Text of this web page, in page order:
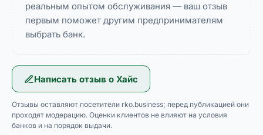
реальным опытом обслуживания — ваш отзыв
первым поможет другим предпринимателям
выбрать банк.
Написать отзыв о Хайс
Отзывы оставляют посетители rko.business; перед публикацией они
проходят модерацию. Оценки клиентов не влияют на условия
банков и на порядок выдачи.